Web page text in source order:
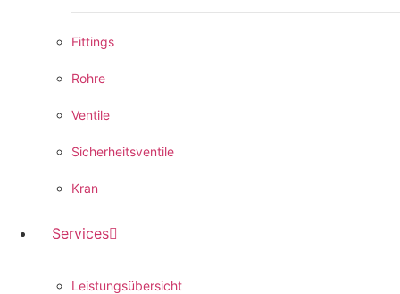
Fittings
Rohre
Ventile
Sicherheitsventile
Kran
Services
Leistungsübersicht